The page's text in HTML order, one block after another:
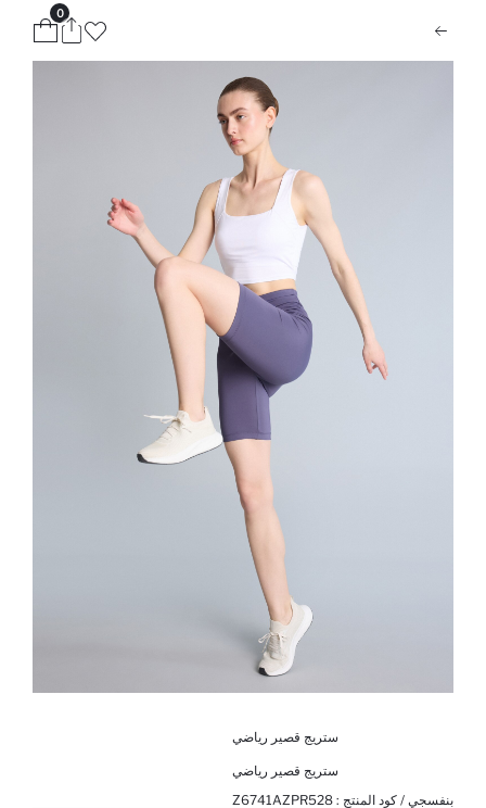
0
ستريج قصير رياضي
ستريج قصير رياضي
بنفسجي / كود المنتج : Z6741AZPR528